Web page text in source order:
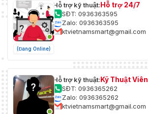
(Đang Online)
Hỗ trợ kỹ thuật:Hỗ trợ 24/7
SĐT: 0936363595
Zalo: 0936363595
ktvietnamsmart@gmail.com
Hỗ trợ kỹ thuật:Kỹ Thuật Viên
SĐT: 0936365262
Zalo: 0936365262
ktvietnamsmart@gmail.com